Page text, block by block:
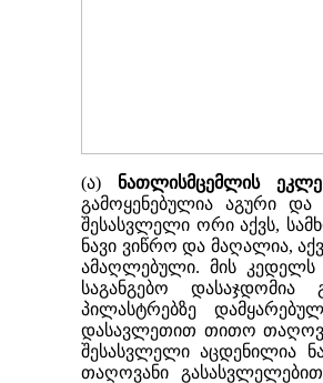
(ა) ნათლისმცემლის
გამოყენებულია აგური და
შესასვლელი ორი აქვს,
ნავი ვიწრო და მაღალია,
ამაღლებული. მის კედელს
საგანგებო დასაჯდომია
პილასტრებზე
დასავლეთით თითო
შესასვლელი აცდენილია
თაღოვანი